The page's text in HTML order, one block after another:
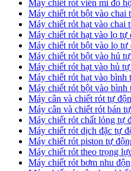
Máy chiết rót viền mí đồ
Máy chiết rót bột vào chai
Máy chiết rót hạt vào chai
Máy chiết rót hạt vào lọ tự
Máy chiết rót bột vào lọ tự
Máy chiết rót bột vào hủ
Máy chiết rót hạt vào hủ
Máy chiết rót hạt vào bình
Máy chiết rót bột vào bình
Máy cân và chiết rót tự
Máy cân và chiết rót bán
​Máy chiết rót chất lỏng tự
​Máy chiết rót dịch đặc tự
Máy chiết rót piston tự
Máy chiết rót theo trọng
​Máy chiết rót bơm nhu